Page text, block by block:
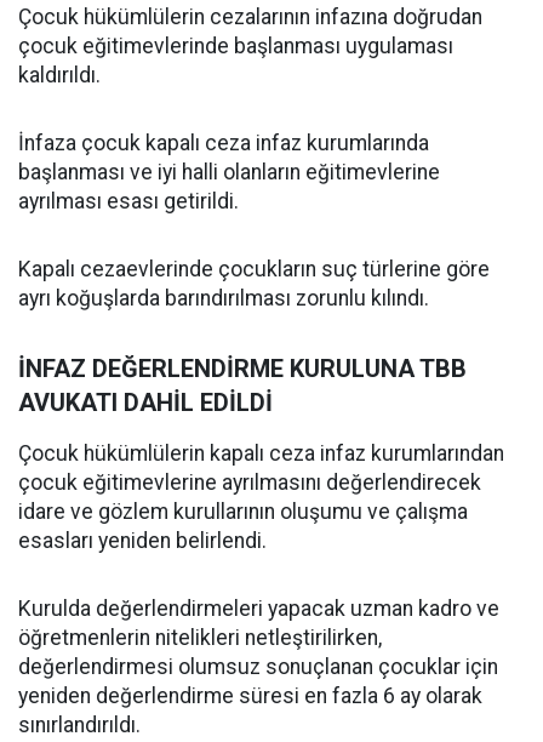
Çocuk hükümlülerin cezalarının infazına doğrudan
çocuk eğitimevlerinde başlanması uygulaması
kaldırıldı.
İnfaza çocuk kapalı ceza infaz kurumlarında
başlanması ve iyi halli olanların eğitimevlerine
ayrılması esası getirildi.
Kapalı cezaevlerinde çocukların suç türlerine göre
ayrı koğuşlarda barındırılması zorunlu kılındı.
İNFAZ DEĞERLENDİRME KURULUNA TBB
AVUKATI DAHİL EDİLDİ
Çocuk hükümlülerin kapalı ceza infaz kurumlarından
çocuk eğitimevlerine ayrılmasını değerlendirecek
idare ve gözlem kurullarının oluşumu ve çalışma
esasları yeniden belirlendi.
Kurulda değerlendirmeleri yapacak uzman kadro ve
öğretmenlerin nitelikleri netleştirilirken,
değerlendirmesi olumsuz sonuçlanan çocuklar için
yeniden değerlendirme süresi en fazla 6 ay olarak
sınırlandırıldı.